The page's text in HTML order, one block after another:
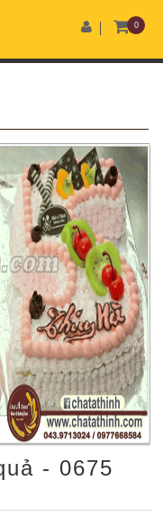
0
- 0675